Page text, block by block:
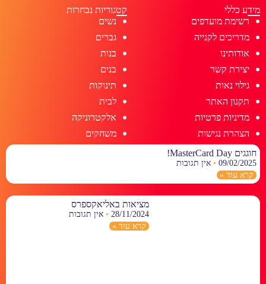
מידע כללי
רשימת מועדפים
מדריכים לקנייה
אודותינו
יצירת קשר
גילוי נאות
תקנון האתר
מדיניות פרטיות
הצהרת נגישות
קטגוריות נבחרות
נשים
גברים
בנות
בנים
תינוקות
לבית
אלקטרוניקה
משחקים
חוגגים MasterCard Day!
09/02/2025
אין תגובות
קרא עוד »
מציאות באליאקספרס
28/11/2024 אין תגובות
קרא עוד »